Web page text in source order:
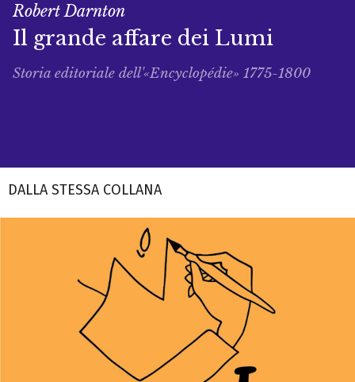
Robert Darnton
Il grande affare dei Lumi
Storia editoriale dell'«Encyclopédie» 1775-1800
DALLA STESSA COLLANA